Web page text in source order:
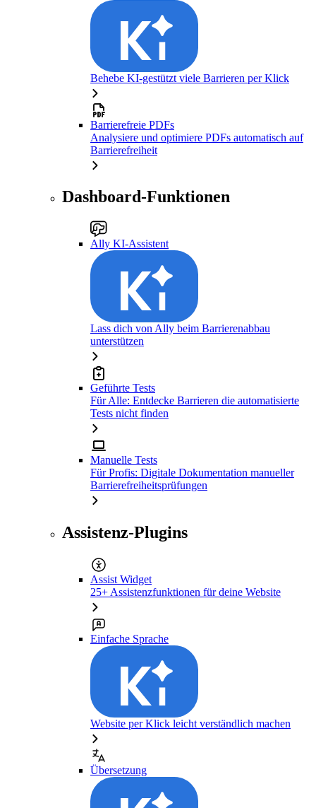
Behebe KI-gestützt viele Barrieren per Klick
Barrierefreie PDFs
Analysiere und optimiere PDFs automatisch auf
Barrierefreiheit
Dashboard-Funktionen
Ally KI-Assistent
Lass dich von Ally beim Barrierenabbau
unterstützen
Geführte Tests
Für Alle: Entdecke Barrieren die automatisierte
Tests nicht finden
Manuelle Tests
Für Profis: Digitale Dokumentation manueller
Barrierefreiheitsprüfungen
Assistenz-Plugins
Assist Widget
25+ Assistenzfunktionen für deine Website
Einfache Sprache
Website per Klick leicht verständlich machen
Übersetzung